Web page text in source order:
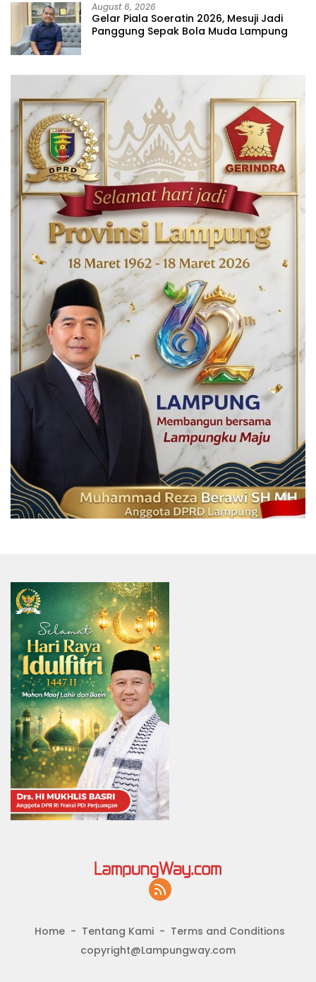
August 6, 2026
Gelar Piala Soeratin 2026, Mesuji Jadi
Panggung Sepak Bola Muda Lampung
Home Tentang Kami
Terms and Conditions
copyright@Lampungway.com